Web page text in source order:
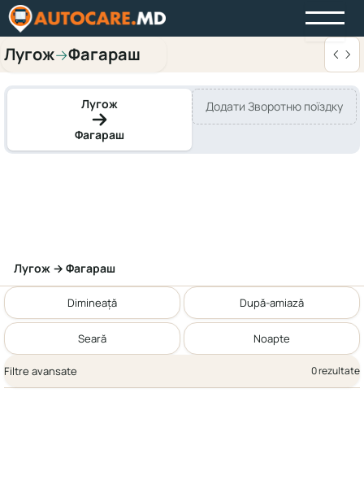
Лугож→Фагараш
Лугож
Фагараш
Додати Зворотню поїздку
Лугож → Фагараш
Dimineață După-amiază
Seară Noapte
Filtre avansate 0 rezultate